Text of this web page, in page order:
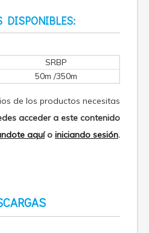
DISPONIBLES:
SRBP
50m /350m
de los productos necesitas
acceder a este contenido
aquío iniciando sesión.